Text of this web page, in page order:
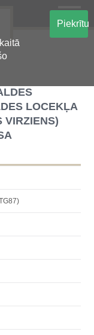
Piekrītu
LOCEKĻA
VIRZIENS)